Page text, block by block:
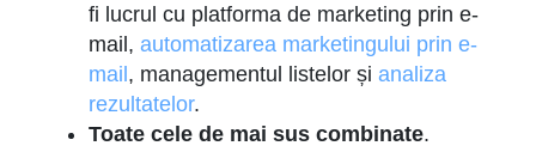
fi lucrul cu platforma de marketing prin e-
mail, automatizarea marketingului prin e-
mail, managementul listelor și analiza
rezultatelor.
Toate cele de mai sus combinate.